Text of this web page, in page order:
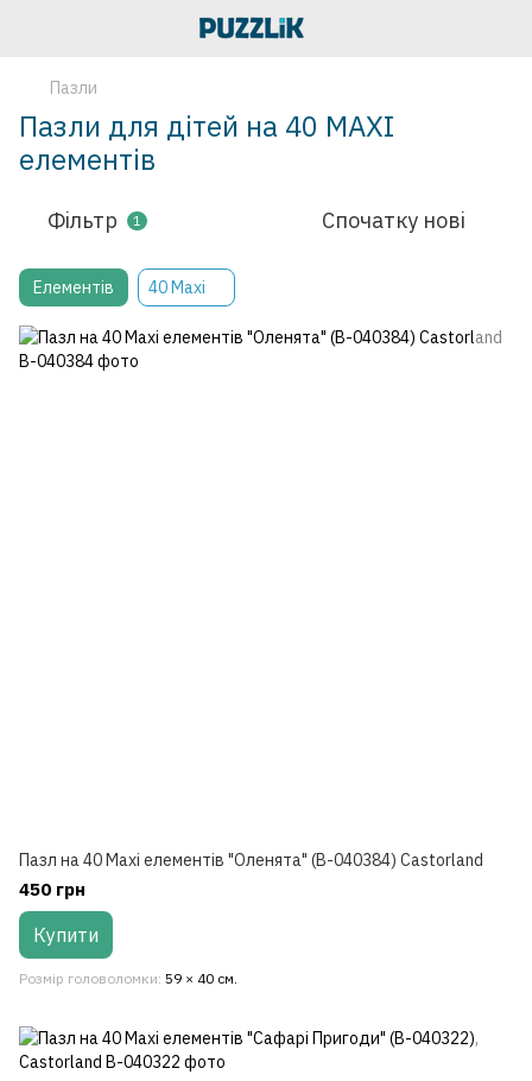
Пазли
Пазли для дітей на 40 MAXI
елементів
Фільтр 1 Спочатку нові
Елементів 40 Maxi
Пазл на 40 Maxi елементів "Оленята" (В-040384) Castorland
450 грн
Купити
Розмір головоломки 59 × 40 см.